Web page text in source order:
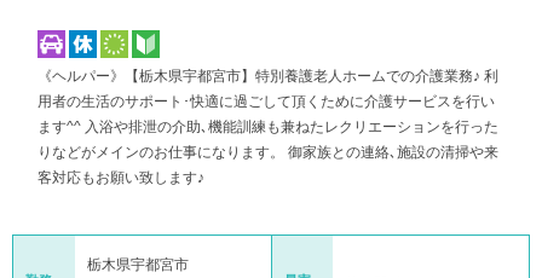
《ヘルパー》【栃木県宇都宮市】特別養護老人ホームでの介護業務♪ 利
用者の生活のサポート･快適に過ごして頂くために介護サービスを行い
ます^^ 入浴や排泄の介助､機能訓練も兼ねたレクリエーションを行った
りなどがメインのお仕事になります。 御家族との連絡､施設の清掃や来
客対応もお願い致します♪
栃木県宇都宮市